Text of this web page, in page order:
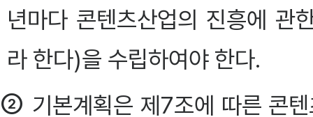
년마다 콘텐츠산업의 진흥에 관
라 한다)을 수립하여야 한다.
② 기본계획은 제7조에 따른 콘